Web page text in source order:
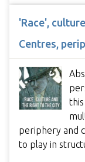
'Race',
Centres,
periphery and
to play in